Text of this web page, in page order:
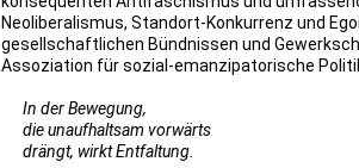
Neoliberalismus, Standort-Konkurrenz und
gesellschaftlichen Bündnissen und
Assoziation für sozial-emanzipatorische
In der Bewegung,
die unaufhaltsam vorwärts
drängt, wirkt Entfaltung.